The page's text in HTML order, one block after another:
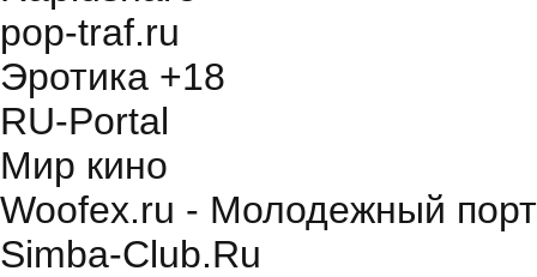
pop-traf.ru
Эротика +18
RU-Portal
Мир кино
Woofex.ru - Молодежный
Simba-Club.Ru